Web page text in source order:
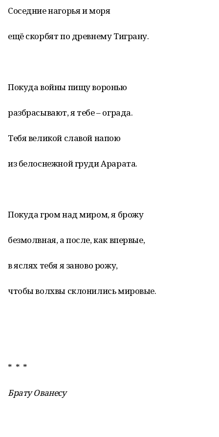
Соседние нагорья и моря
ещё скорбят по древнему Тиграну.
Покуда войны пищу воронью
разбрасывают, я тебе – ограда.
Тебя великой славой напою
из белоснежной груди Арарата.
Покуда гром над миром, я брожу
безмолвная, а после, как впервые,
в яслях тебя я заново рожу,
чтобы волхвы склонились мировые.
* * *
Брату Ованесу